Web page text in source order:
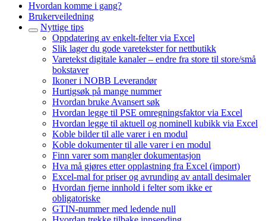
Hvordan komme i gang?
Brukerveiledning
Nyttige tips
Oppdatering av enkelt-felter via Excel
Slik lager du gode varetekster for nettbutikk
Varetekst digitale kanaler – endre fra store til store/små
bokstaver
Ikoner i NOBB Leverandør
Hurtigsøk på mange nummer
Hvordan bruke Avansert søk
Hvordan legge til PSE omregningsfaktor via Excel
Hvordan legge til aktuell og nominell kubikk via Excel
Koble bilder til alle varer i en modul
Koble dokumenter til alle varer i en modul
Finn varer som mangler dokumentasjon
Hva må gjøres etter opplastning fra Excel (import)
Excel-mal for priser og avrunding av antall desimaler
Hvordan fjerne innhold i felter som ikke er
obligatoriske
GTIN-nummer med ledende null